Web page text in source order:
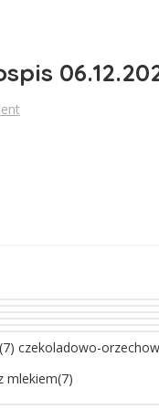
czekoladowo-
mlekiem(7)